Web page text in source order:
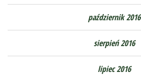
październik 2016
sierpień 2016
lipiec 2016